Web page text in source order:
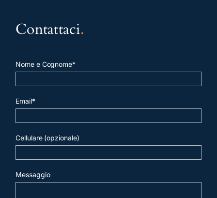
Contattaci.
Nome e Cognome*
Email*
Cellulare (opzionale)
Messaggio